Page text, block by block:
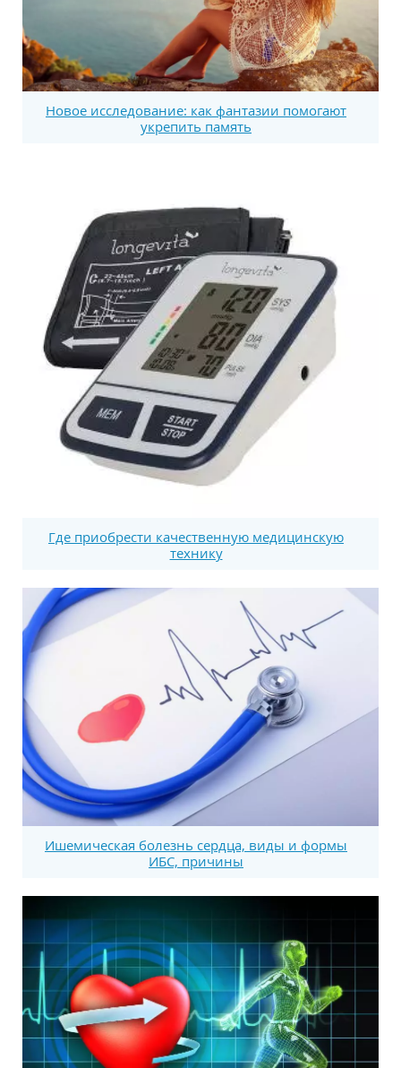
Новое исследование: как фантазии помогают
укрепить память
Где приобрести качественную медицинскую
технику
Ишемическая болезнь сердца, виды и формы
ИБС, причины